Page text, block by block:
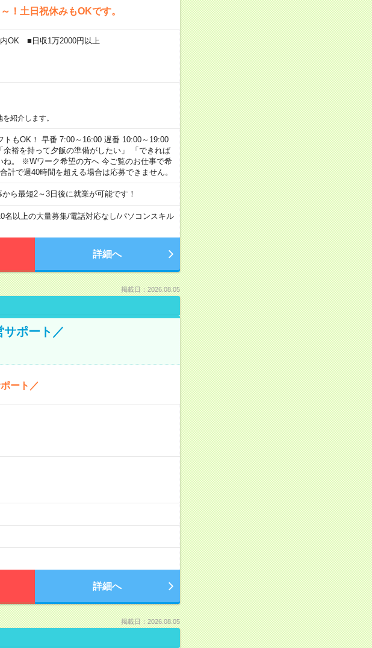
土日祝休みもOKです。
OK ■日収1万2000円以上
紹介します。
もOK！ 早番 7:00～16:00 遅番 10:00～19:00
裕を持って夕飯の準備がしたい」 「できれば
。 ※Wワーク希望の方へ 今ご覧のお仕事で希
で週40時間を超える場合は応募できません。
ら最短2～3日後に就業が可能です！
名以上の大量募集/電話対応なし/パソコンスキル
詳細へ
掲載日：2026.08.05
ポート／
ート／
詳細へ
掲載日：2026.08.05